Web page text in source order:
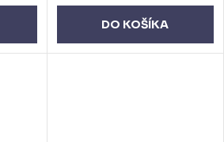
DO KOŠÍKA